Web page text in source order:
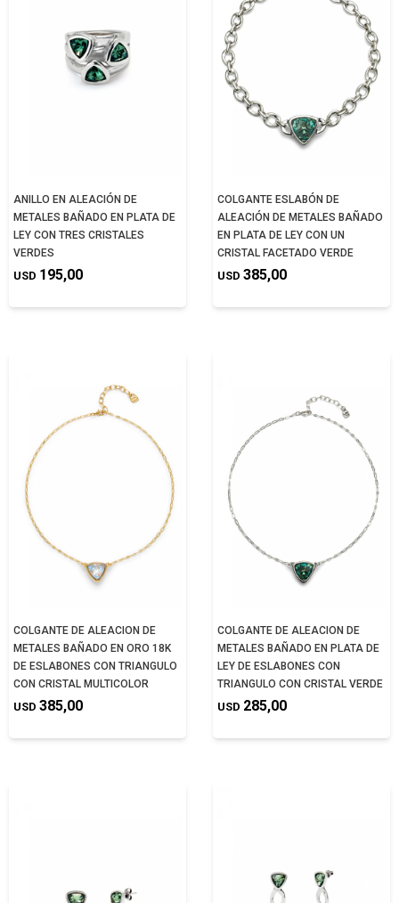
ANILLO EN ALEACIÓN DE
METALES BAÑADO EN PLATA DE
LEY CON TRES CRISTALES
VERDES
USD 195,00
COLGANTE ESLABÓN DE
ALEACIÓN DE METALES BAÑADO
EN PLATA DE LEY CON UN
CRISTAL FACETADO VERDE
USD 385,00
COLGANTE DE ALEACION DE
METALES BAÑADO EN ORO 18K
DE ESLABONES CON TRIANGULO
CON CRISTAL MULTICOLOR
USD 385,00
COLGANTE DE ALEACION DE
METALES BAÑADO EN PLATA DE
LEY DE ESLABONES CON
TRIANGULO CON CRISTAL VERDE
USD 285,00